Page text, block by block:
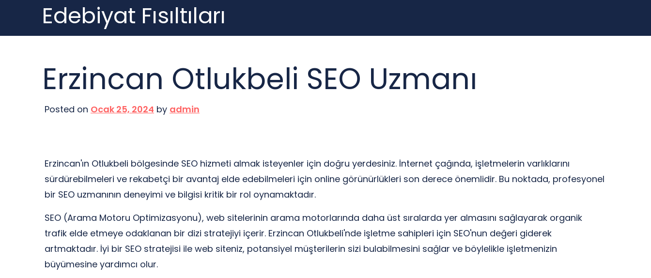
content
Edebiyat Fısıltıları
Erzincan Otlukbeli SEO Uzmanı
Posted on Ocak 25, 2024 by admin
Erzincan'ın Otlukbeli bölgesinde SEO hizmeti almak isteyenler için doğru yerdesiniz. İnternet çağında, işletmelerin varlıklarını
sürdürebilmeleri ve rekabetçi bir avantaj elde edebilmeleri için online görünürlükleri son derece önemlidir. Bu noktada, profesyonel
bir SEO uzmanının deneyimi ve bilgisi kritik bir rol oynamaktadır.
SEO (Arama Motoru Optimizasyonu), web sitelerinin arama motorlarında daha üst sıralarda yer almasını sağlayarak organik
trafik elde etmeye odaklanan bir dizi stratejiyi içerir. Erzincan Otlukbeli'nde işletme sahipleri için SEO'nun değeri giderek
artmaktadır. İyi bir SEO stratejisi ile web siteniz, potansiyel müşterilerin sizi bulabilmesini sağlar ve böylelikle işletmenizin
büyümesine yardımcı olur.